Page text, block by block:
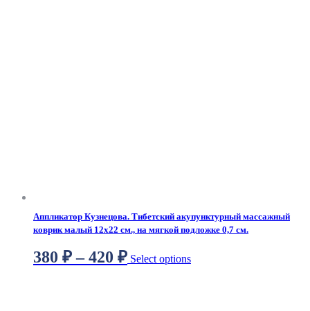
Аппликатор Кузнецова. Тибетский акупунктурный массажный
коврик малый 12х22 см., на мягкой подложке 0,7 см.
380 ₽–420 ₽ Select options